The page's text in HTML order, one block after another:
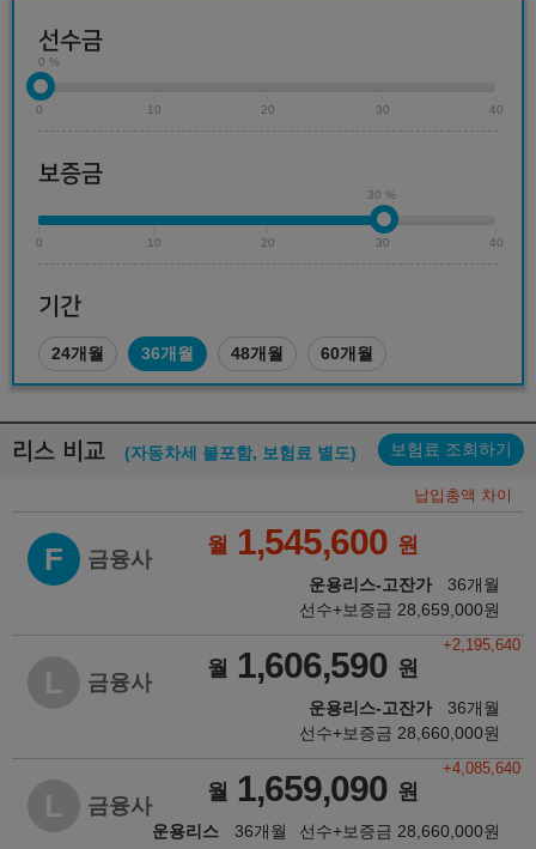
선수금
0 %
0 10 20 30 40
보증금
30 %
0 10 20 30 40
기간
24개월 36개월 48개월 60개월
리스 비교 (자동차세 불포함, 보험료 별도) 보험료 조회하기
납입총액 차이
F 금융사
운용리스-고잔가
월 1,545,600 원
36개월
선수+보증금 28,659,000원
L 금융사
운용리스-고잔가
월 1,606,590 원
+2,195,640
36개월
선수+보증금 28,660,000원
L 금융사
운용리스
월 1,659,090 원
+4,085,640
36개월 선수+보증금 28,660,000원